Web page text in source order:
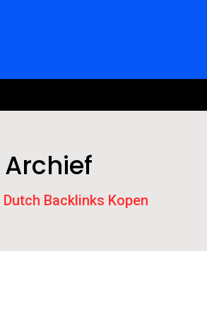
Archief
Dutch Backlinks Kopen